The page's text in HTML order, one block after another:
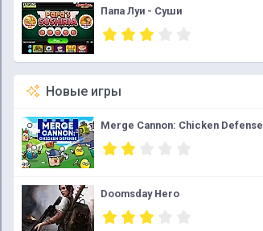
Папа Луи - Суши
Новые игры
Merge Cannon: Chicken Defense
Doomsday Hero